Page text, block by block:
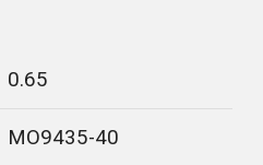
0.65
MO9435-40